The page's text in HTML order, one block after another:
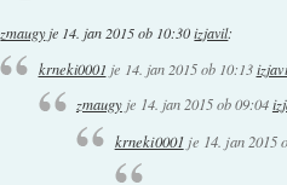
zmaugyje 14. jan 2015 ob 10:30 izjavil:
krneki0001 je 14. jan 2015 ob 10:13
zmaugyje 14. jan 2015 ob 09:04
krneki0001je 14. jan 2015